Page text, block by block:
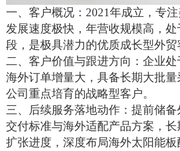
一、客户概况： 2021年成立，专
发展速度极快，年营收规模高，
段，是极具潜力的优质成长型外贸
二、客户价值与跟进方向：企业处
海外订单增量大，具备长期大批
公司重点培育的战略型客户。
三、后续服务落地动作：提前储备
交付标准与海外适配产品方案，
扩张进度，深度布局海外太阳能板